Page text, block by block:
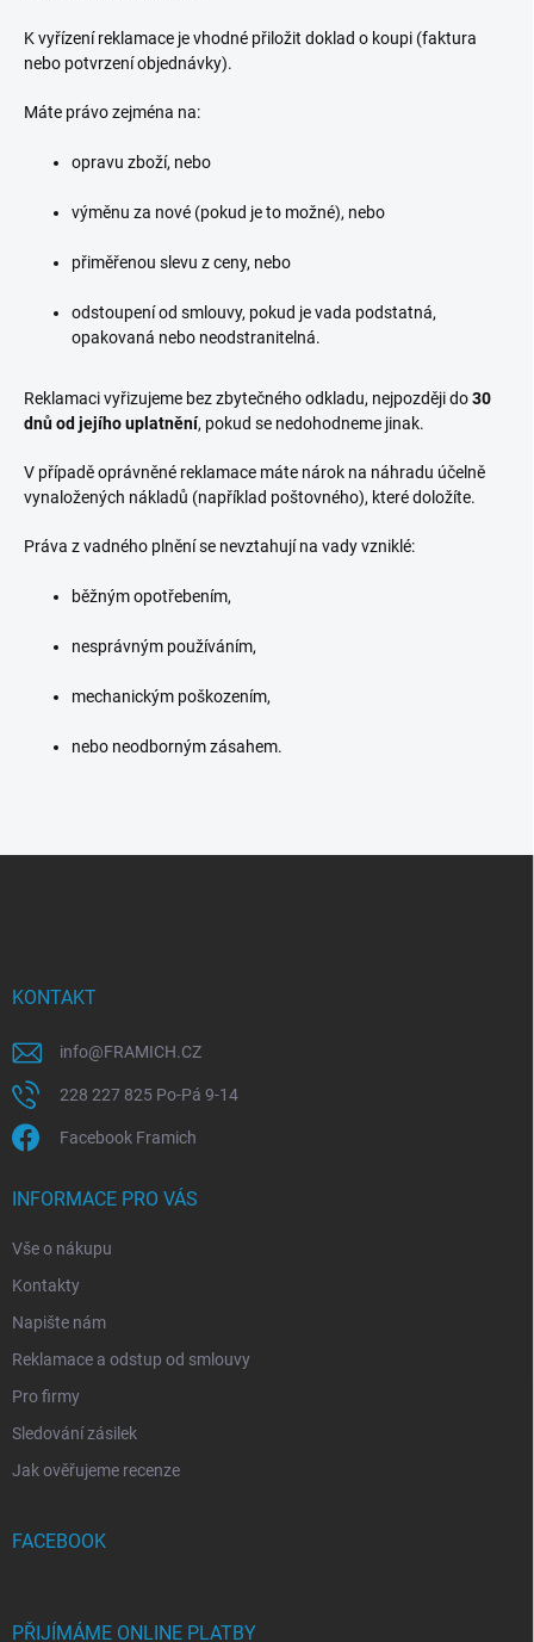
K vyřízení reklamace je vhodné přiložit doklad o koupi (faktura
nebo potvrzení objednávky).
Máte právo zejména na:
opravu zboží, nebo
výměnu za nové (pokud je to možné), nebo
přiměřenou slevu z ceny, nebo
odstoupení od smlouvy, pokud je vada podstatná,
opakovaná nebo neodstranitelná.
Reklamaci vyřizujeme bez zbytečného odkladu, nejpozději do30
dnů od jejího uplatnění, pokud se nedohodneme jinak.
V případě oprávněné reklamace máte nárok na náhradu účelně
vynaložených nákladů (například poštovného), které doložíte.
Práva z vadného plnění se nevztahují na vady vzniklé:
běžným opotřebením,
nesprávným používáním,
mechanickým poškozením,
nebo neodborným zásahem.
KONTAKT
info@FRAMICH.CZ
228 227 825 Po-Pá 9-14
Facebook Framich
INFORMACE PRO VÁS
Vše o nákupu
Kontakty
Napište nám
Reklamace a odstup od smlouvy
Pro firmy
Sledování zásilek
Jak ověřujeme recenze
FACEBOOK
PŘIJÍMÁME ONLINE PLATBY